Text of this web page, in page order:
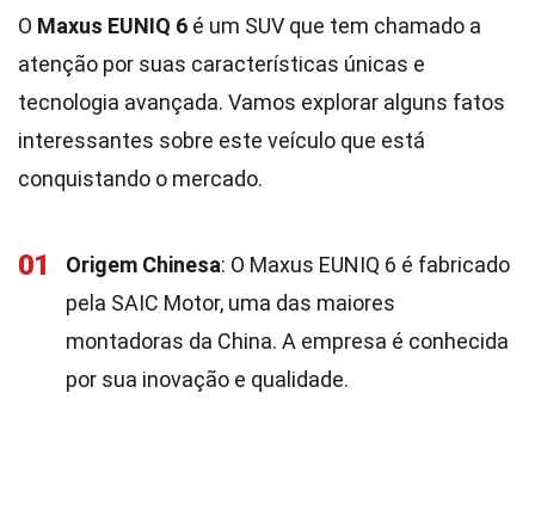
O Maxus EUNIQ 6 é um SUV que tem chamado a
atenção por suas características únicas e
tecnologia avançada. Vamos explorar alguns fatos
interessantes sobre este veículo que está
conquistando o mercado.
01 Origem Chinesa: O Maxus EUNIQ 6 é fabricado
pela SAIC Motor, uma das maiores
montadoras da China. A empresa é conhecida
por sua inovação e qualidade.